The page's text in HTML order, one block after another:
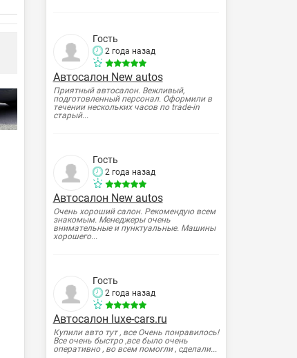
Гость
2 года назад
Автосалон New autos
Приятный автосалон. Вежливый,
подготовленный персонал. Оформили в
течении нескольких часов по trade-in
старый...
Гость
2 года назад
Автосалон New autos
Очень хороший салон. Рекомендую всем
знакомым. Менеджеры очень
внимательные и пунктуальные. Машины
хорошего...
Гость
2 года назад
Автосалон luxe-cars.ru
Купили авто тут , все Очень понравилось!
Все очень быстро ,все было очень
оперативно , во всем помогли , сделали...